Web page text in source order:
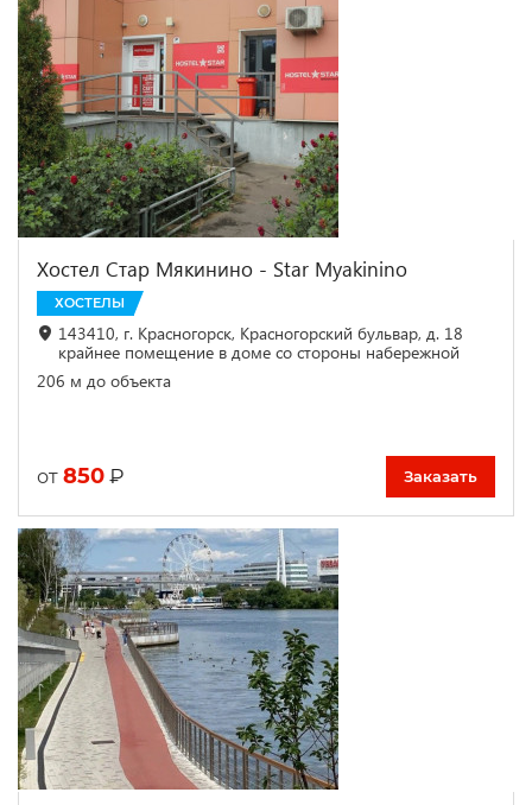
Хостел Стар Мякинино - Star Myakinino
ХОСТЕЛЫ
143410, г. Красногорск, Красногорский бульвар, д. 18
крайнее помещение в доме со стороны набережной
206 м до объекта
от 850 ₽ Заказать